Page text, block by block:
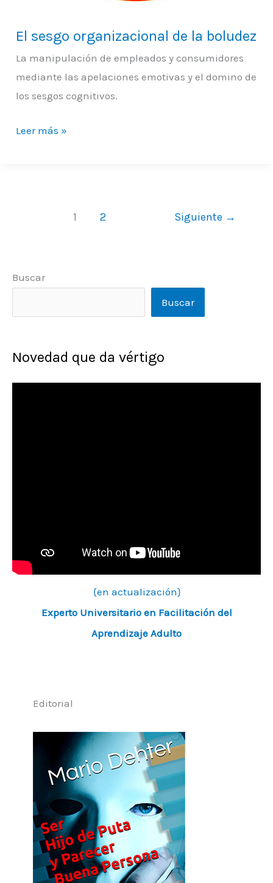
El sesgo organizacional de la boludez
La manipulación de empleados y consumidores
mediante las apelaciones emotivas y el domino de
los sesgos cognitivos.
Leer más »
1 2 Siguiente →
Buscar
Buscar
Novedad que da vértigo
{en actualización}
Experto Universitario en Facilitación del
Aprendizaje Adulto
Editorial